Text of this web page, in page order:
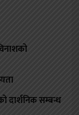
दार्शनिक सम्बन्ध